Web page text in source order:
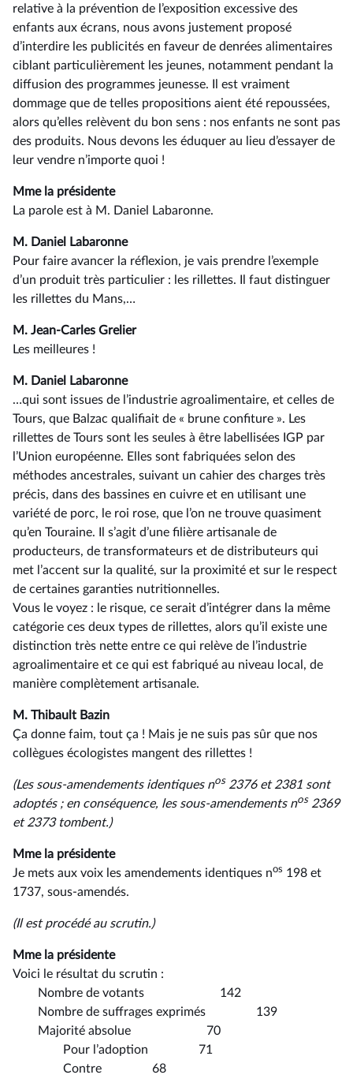
relative à la prévention de l’exposition excessive des
enfants aux écrans, nous avons justement proposé
d’interdire les publicités en faveur de denrées alimentaires
ciblant particulièrement les jeunes, notamment pendant la
diffusion des programmes jeunesse. Il est vraiment
dommage que de telles propositions aient été repoussées,
alors qu’elles relèvent du bon sens : nos enfants ne sont pas
des produits. Nous devons les éduquer au lieu d’essayer de
leur vendre n’importe quoi !
Mme la présidente
La parole est à M. Daniel Labaronne.
M. Daniel Labaronne
Pour faire avancer la réflexion, je vais prendre l’exemple
d’un produit très particulier : les rillettes. Il faut distinguer
les rillettes du Mans,…
M. Jean-Carles Grelier
Les meilleures !
M. Daniel Labaronne
…qui sont issues de l’industrie agroalimentaire, et celles de
Tours, que Balzac qualifiait de « brune confiture ». Les
rillettes de Tours sont les seules à être labellisées IGP par
l’Union européenne. Elles sont fabriquées selon des
méthodes ancestrales, suivant un cahier des charges très
précis, dans des bassines en cuivre et en utilisant une
variété de porc, le roi rose, que l’on ne trouve quasiment
qu’en Touraine. Il s’agit d’une filière artisanale de
producteurs, de transformateurs et de distributeurs qui
met l’accent sur la qualité, sur la proximité et sur le respect
de certaines garanties nutritionnelles.
Vous le voyez : le risque, ce serait d’intégrer dans la même
catégorie ces deux types de rillettes, alors qu’il existe une
distinction très nette entre ce qui relève de l’industrie
agroalimentaire et ce qui est fabriqué au niveau local, de
manière complètement artisanale.
M. Thibault Bazin
Ça donne faim, tout ça ! Mais je ne suis pas sûr que nos
collègues écologistes mangent des rillettes !
(Les sous-amendements identiques nos 2376 et 2381 sont
adoptés ; en conséquence, les sous-amendements nos 2369
et 2373 tombent.)
Mme la présidente
Je mets aux voix les amendements identiques nos 198 et
1737, sous-amendés.
(Il est procédé au scrutin.)
Mme la présidente
Voici le résultat du scrutin :
Nombre de votants 142
Nombre de suffrages exprimés 139
Majorité absolue 70
Pour l’adoption 71
Contre 68